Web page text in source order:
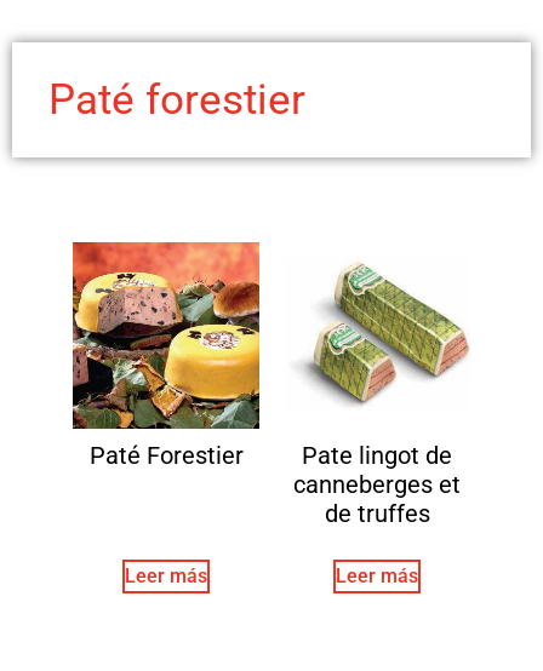
Paté forestier
Paté Forestier
Leer más
Pate lingot de
canneberges et
de truffes
Leer más